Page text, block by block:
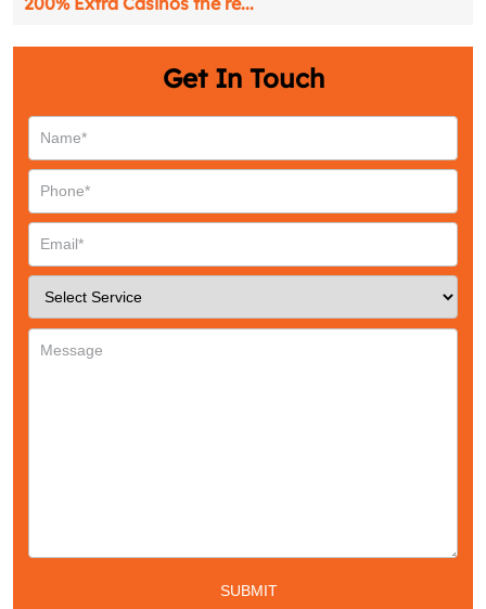
Phone
Message*
Get In Touch